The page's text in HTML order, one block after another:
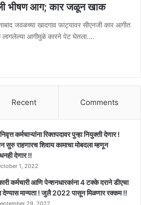
भीषण आग; कार जळून खाक
जवळच्या खादगाव फाट्यावर सीएनजी कार आगीत
आगीमुळे कारने पेट घेतला.…
Recent Comments
कर्मचाऱ्यांना रिक्तपदावर पुन्हा नियुक्ती देणार !
सुरु राहणारच शिवाय कामाचा मोबदला म्हणून
देणार !!
1, 2022
कर्मचारी आणि पेन्शनधारकांना 4 टक्के दराने डीएचा
देण्यास मान्यता ! जुलै 2022 पासून मिळणार रक्कम !!
29, 2022